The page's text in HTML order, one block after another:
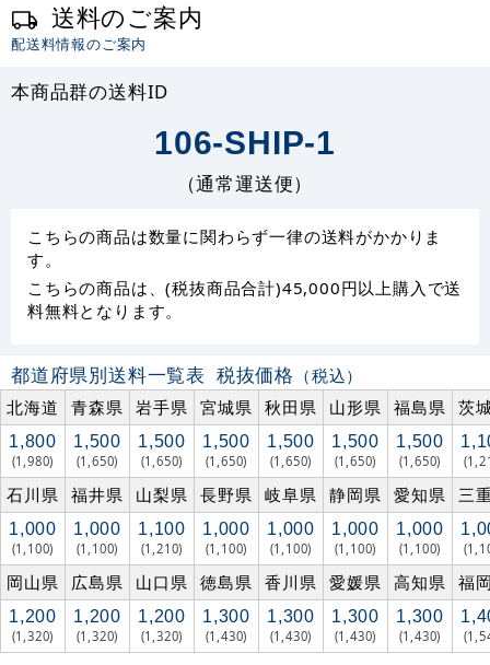
送料のご案内
配送料情報のご案内
本商品群の送料ID
106-SHIP-1
（通常運送便）
こちらの商品は数量に関わらず一律の送料がかかりま
す。
こちらの商品は、(税抜商品合計)45,000円以上購入で送
料無料となります。
都道府県別送料一覧表 税抜価格 （税込）
北海道
青森県 岩手県 宮城県 秋田県 山形県 福島県 茨
1,800
(1,980)
1,500
(1,650)
1,500
(1,650)
1,500
(1,650)
1,500
(1,650)
1,500
(1,650)
1,500
(1,650)
石川県 福井県 山梨県 長野県 岐阜県 静岡県 愛知県 三
1,000
(1,100)
1,000
(1,100)
1,100
(1,210)
1,000
(1,100)
1,000
(1,100)
1,000
(1,100)
1,000
(1,100)
岡山県 広島県 山口県 徳島県 香川県 愛媛県 高知県 福
1,200
(1,320)
1,200
(1,320)
1,200
(1,320)
1,300
(1,430)
1,300
(1,430)
1,300
(1,430)
1,300
(1,430)